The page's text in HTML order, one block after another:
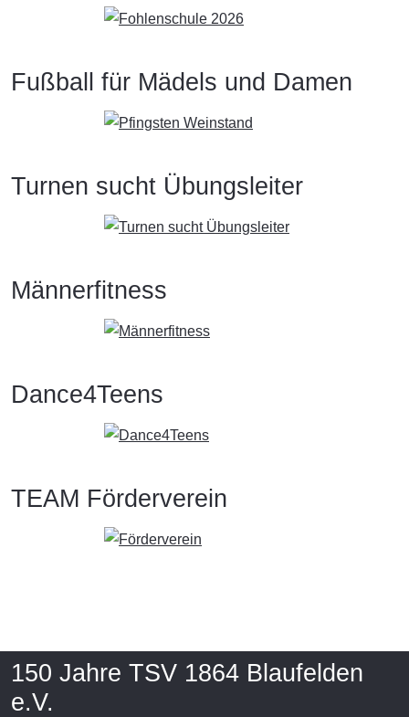
Fußball für Mädels und Damen
Turnen sucht Übungsleiter
Männerfitness
Dance4Teens
TEAM Förderverein
150 Jahre TSV 1864 Blaufelden
e.V.